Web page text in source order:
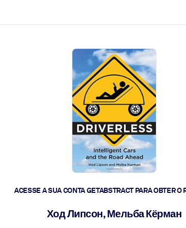
ACESSE A SUA CONTA GETABSTRACT PARA OBTER O
Ход Липсон, Мельба Кёрман